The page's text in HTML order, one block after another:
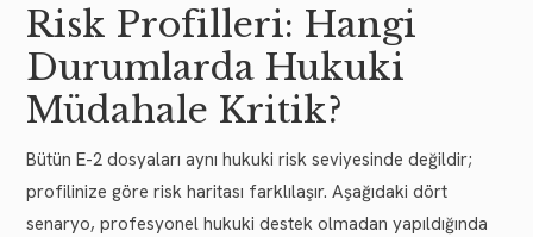
Risk Profilleri: Hangi
Durumlarda Hukuki
Müdahale Kritik?
Bütün E-2 dosyaları aynı hukuki risk seviyesinde değildir;
profilinize göre risk haritası farklılaşır. Aşağıdaki dört
senaryo, profesyonel hukuki destek olmadan yapıldığında